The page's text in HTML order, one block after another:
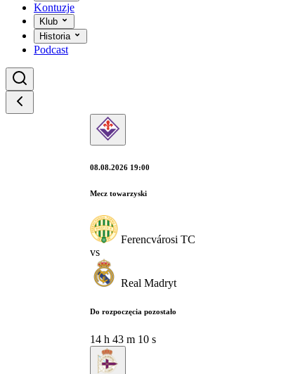
Kontuzje
Klub
Historia
Podcast
08.08.2026 19:00
Mecz towarzyski
Ferencvárosi TC
vs
Real Madryt
Do rozpoczęcia pozostało
14 h 43 m 09 s